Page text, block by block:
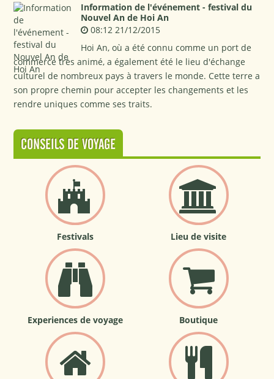
Information de l'événement - festival du
Nouvel An de Hoi An
08:12 21/12/2015
Hoi An, où a été connu comme un port de
commerce très animé, a également été le lieu d'échange
culturel de nombreux pays à travers le monde. Cette terre a
son propre chemin pour accepter les changements et les
rendre uniques comme ses traits.
CONSEILS DE VOYAGE
Festivals Lieu de visite
Experiences de voyage Boutique